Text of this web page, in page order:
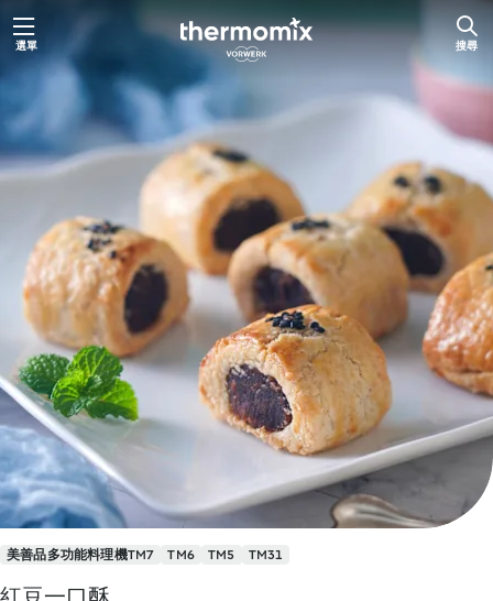
跳
至
主
內
容
選單 搜尋
美善品多功能料理機TM7 TM6 TM5 TM31